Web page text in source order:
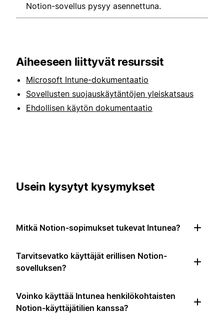
Notion-sovellus pysyy asennettuna.
Aiheeseen liittyvät resurssit
Microsoft Intune-dokumentaatio
Sovellusten suojauskäytäntöjen yleiskatsaus
Ehdollisen käytön dokumentaatio
Usein kysytyt kysymykset
Mitkä Notion-sopimukset tukevat Intunea?
Tarvitsevatko käyttäjät erillisen Notion-
sovelluksen?
Voinko käyttää Intunea henkilökohtaisten
Notion-käyttäjätilien kanssa?